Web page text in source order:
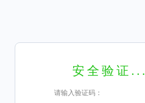
安全验证...
请输入验证码：